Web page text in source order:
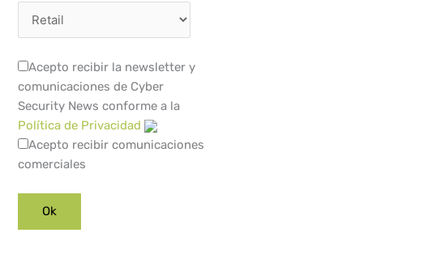
Acepto recibir la newsletter y
comunicaciones de Cyber
Security News conforme a la
Política de Privacidad
Acepto recibir comunicaciones
comerciales